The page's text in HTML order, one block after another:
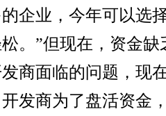
企业，今年可以选
。”但现在，资金
商面临的问题，现
发商为了盘活资金